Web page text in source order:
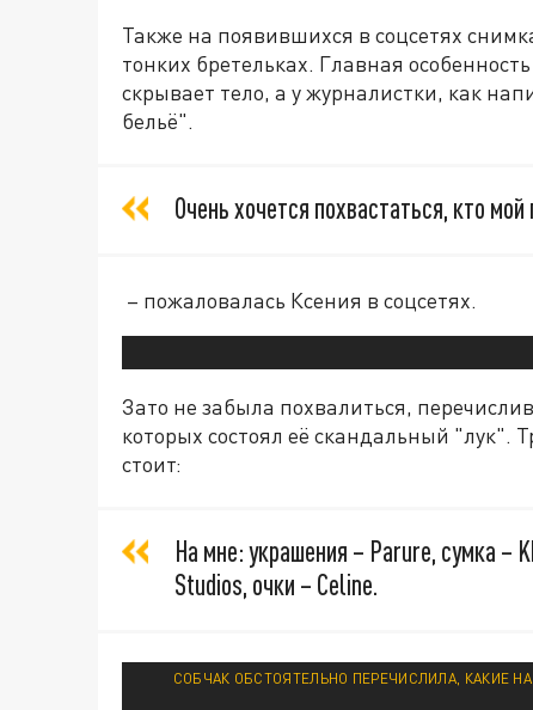
Также на появившихся в соцсетях
тонких бретельках. Главная
скрывает тело, а у журналистки, как
бельё".
Очень хочется похвастаться, кто
– пожаловалась Ксения в соцсетях.
Зато не забыла похвалиться,
которых состоял её скандальный "лук".
стоит:
На мне: украшения – Parure, сумка –
Studios, очки – Celine.
СОБЧАК ОБСТОЯТЕЛЬНО ПЕРЕЧИСЛИЛА, КАКИЕ